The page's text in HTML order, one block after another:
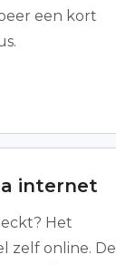
een kort
internet
Het
zelf online. De